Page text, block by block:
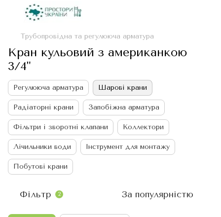
Трубопровідна та регулююча арматура
Кран кульовий з американкою
3/4"
Регулююча арматура Шарові крани
Радіаторні крани Запобіжна арматура
Фільтри і зворотні клапани Коллектори
Лічильники води Інструмент для монтажу
Побутові крани
Фільтр 2 За популярністю